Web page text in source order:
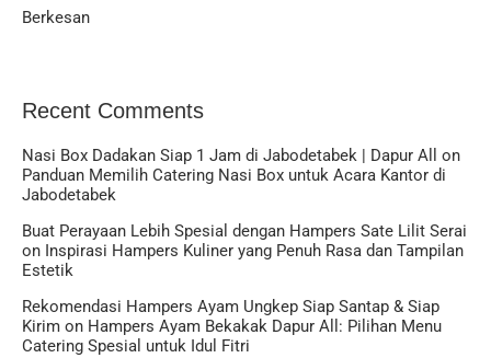
Berkesan
Recent Comments
Nasi Box Dadakan Siap 1 Jam di Jabodetabek | Dapur All
on
Panduan Memilih Catering Nasi Box untuk Acara Kantor di
Jabodetabek
Buat Perayaan Lebih Spesial dengan Hampers Sate Lilit Serai
on Inspirasi Hampers Kuliner yang Penuh Rasa dan Tampilan
Estetik
Rekomendasi Hampers Ayam Ungkep Siap Santap & Siap
Kirim on Hampers Ayam Bekakak Dapur All: Pilihan Menu
Catering Spesial untuk Idul Fitri